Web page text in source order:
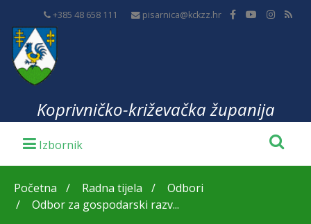
+385 48 658 111 pisarnica@kckzz.hr
Koprivničko-križevačka županija
Početna Radna tijela
Odbori
Odbor za gospodarski razv...